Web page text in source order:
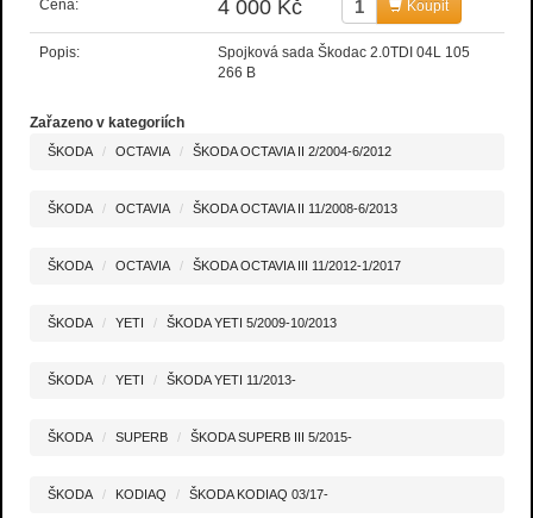
Cena: 4 000 Kč Koupit
Popis:
Spojková sada Škodac 2.0TDI 04L 105
266 B
Zařazeno v kategoriích
ŠKODA OCTAVIA ŠKODA OCTAVIA II 2/2004-6/2012
ŠKODA OCTAVIA ŠKODA OCTAVIA II 11/2008-6/2013
ŠKODA OCTAVIA ŠKODA OCTAVIA III 11/2012-1/2017
ŠKODA YETI ŠKODA YETI 5/2009-10/2013
ŠKODA YETI ŠKODA YETI 11/2013-
ŠKODA SUPERB ŠKODA SUPERB III 5/2015-
ŠKODA KODIAQ ŠKODA KODIAQ 03/17-